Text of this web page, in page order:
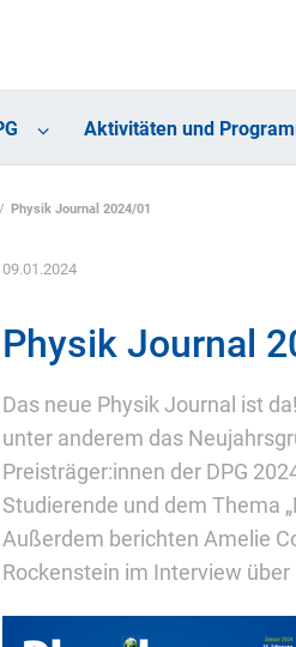
Aktivitäten und
Physik Journal 2024/01
09.01.2024
Physik Journal
Das neue Physik Journal ist
unter anderem das
Preisträger:innen der DPG
Studierende und dem Thema
Außerdem berichten Amelie
Rockenstein im Interview über